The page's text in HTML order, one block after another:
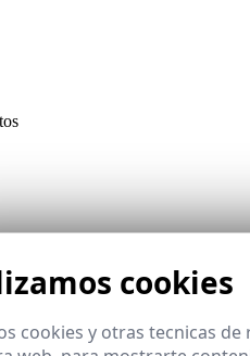
mismo tiempo
cookies
cookies y otras tecnicas